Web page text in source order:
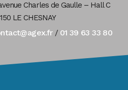
Charles de Gaulle – Hall C
LE CHESNAY
/ 01 39 63 33 80